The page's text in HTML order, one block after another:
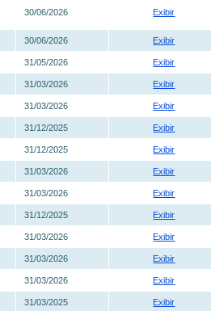
30/06/2026 Exibir
30/06/2026 Exibir
31/05/2026 Exibir
31/03/2026 Exibir
31/03/2026 Exibir
31/12/2025 Exibir
31/12/2025 Exibir
31/03/2026 Exibir
31/03/2026 Exibir
31/12/2025 Exibir
31/03/2026 Exibir
31/03/2026 Exibir
31/03/2026 Exibir
31/03/2025 Exibir